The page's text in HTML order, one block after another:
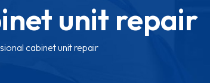
unit repair
cabinet unit repair